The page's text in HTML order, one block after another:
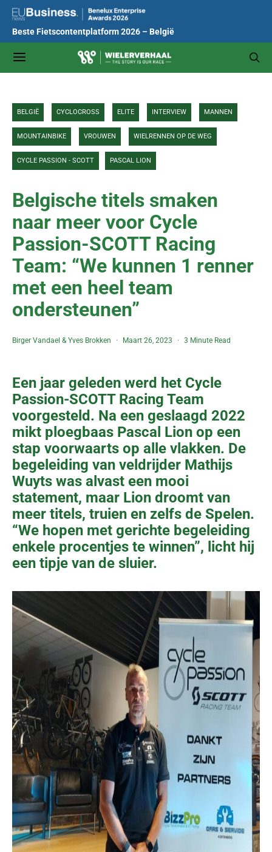
Beste Fietscontentplatform 2026 – België
BELGIË CYCLOCROSS ELITE INTERVIEW MANNEN
MOUNTAINBIKE VROUWEN WIELRENNEN OP DE WEG
CYCLE PASSION - SCOTT PASCAL LION
Belgische titels smaken
naar meer voor Cycle
Passion-SCOTT Racing
Team: “We kunnen 1 renner
met een heel team
ondersteunen”
Birger Vandael &Yves Brokken Maart 26, 2023 3 Minute Read
Een jaar geleden werd het Cycle
Passion-SCOTT Racing Team
voorgesteld. Na een geslaagd 2022
mikt ploegbaas Pascal Lion op een
stap voorwaarts op alle vlakken. De
begeleiding van veldrijder Mathijs
Wuyts was alvast een mooi
statement, maar Lion droomt van
meer titels, truien en zelfs de Spelen.
“We hopen met gerichte begeleiding
enkele procentjes te winnen”, licht hij
een tipje van de sluier.